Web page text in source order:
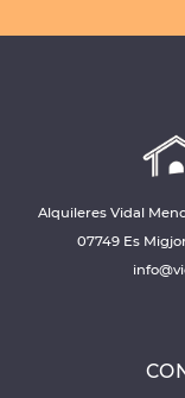
Alquileres Vidal
07749 Es